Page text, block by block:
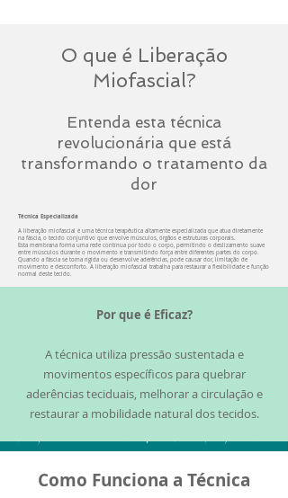
O que é Liberação
Miofascial?
Entenda esta técnica
revolucionária que está
transformando o tratamento da
dor
Técnica Especializada
A liberação miofascial é uma técnica terapêutica altamente especializada que atua diretamente
na fáscia, o tecido conjuntivo que envolve músculos, órgãos e estruturas corporais.
Esta membrana forma uma rede contínua por todo o corpo, permitindo o deslizamento suave
entre músculos durante o movimento e transmitindo força entre diferentes partes do corpo.
Quando a fáscia se torna rígida ou desenvolve aderências, pode causar dor, limitação de
movimento e desconforto. A liberação miofascial trabalha para restaurar a flexibilidade e função
normal deste tecido.
Por que é Eficaz?
A técnica utiliza pressão sustentada e
movimentos específicos para quebrar
aderências teciduais, melhorar a circulação e
restaurar a mobilidade natural dos tecidos.
Como Funciona a Técnica